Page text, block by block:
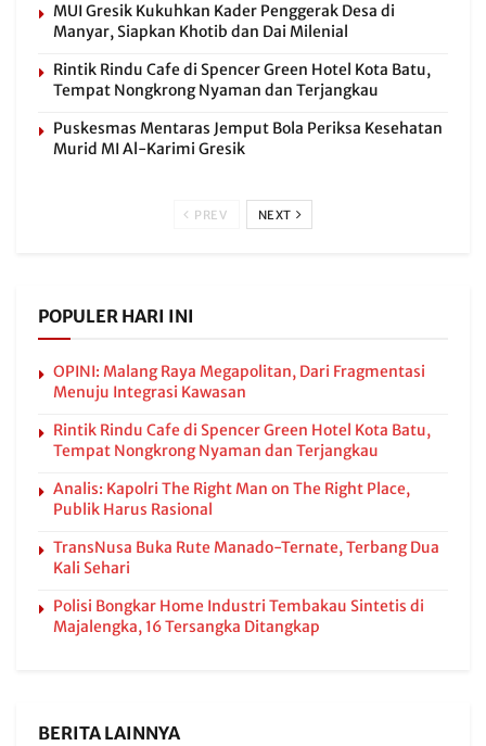
MUI Gresik Kukuhkan Kader Penggerak Desa di
Manyar, Siapkan Khotib dan Dai Milenial
Rintik Rindu Cafe di Spencer Green Hotel Kota Batu,
Tempat Nongkrong Nyaman dan Terjangkau
Puskesmas Mentaras Jemput Bola Periksa Kesehatan
Murid MI Al-Karimi Gresik
PREV NEXT
POPULER HARI INI
OPINI: Malang Raya Megapolitan, Dari Fragmentasi
Menuju Integrasi Kawasan
Rintik Rindu Cafe di Spencer Green Hotel Kota Batu,
Tempat Nongkrong Nyaman dan Terjangkau
Analis: Kapolri The Right Man on The Right Place,
Publik Harus Rasional
TransNusa Buka Rute Manado-Ternate, Terbang Dua
Kali Sehari
Polisi Bongkar Home Industri Tembakau Sintetis di
Majalengka, 16 Tersangka Ditangkap
BERITA LAINNYA